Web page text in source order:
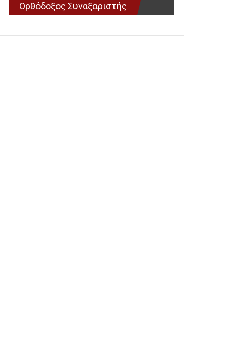
Ορθόδοξος Συναξαριστής